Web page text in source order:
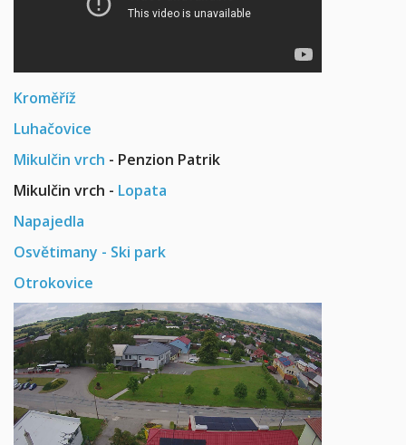
Kroměříž
Luhačovice
Mikulčin vrch - Penzion Patrik
Mikulčin vrch - Lopata
Napajedla
Osvětimany - Ski park
Otrokovice